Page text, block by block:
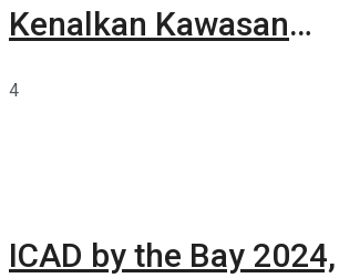
Kenalkan Kawasan
4
ICAD by the Bay 2024,